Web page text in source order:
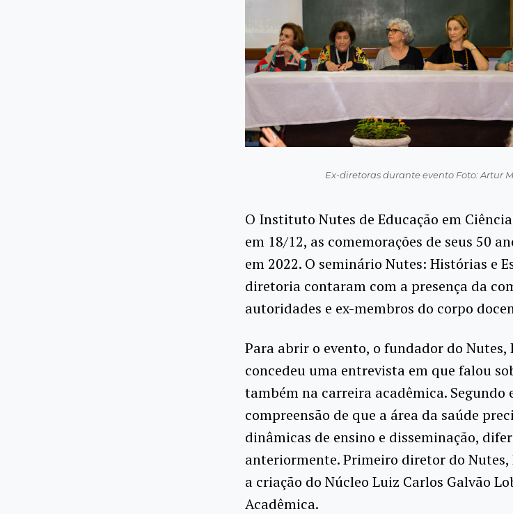
Ex-diretoras durante evento Foto: Artur
O Instituto Nutes de Educação em
em 18/12, as comemorações de seus 50
em 2022. O seminário Nutes: Histórias e
diretoria contaram com a presença da
autoridades e ex-membros do corpo
Para abrir o evento, o fundador do Nutes,
concedeu uma entrevista em que falou
também na carreira acadêmica.
compreensão de que a área da saúde
dinâmicas de ensino e disseminação,
anteriormente. Primeiro diretor do
a criação do Núcleo Luiz Carlos Galvão
Acadêmica.